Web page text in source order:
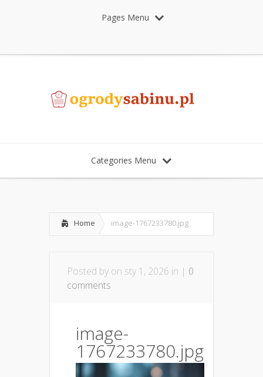
Pages Menu
Categories Menu
Home image-1767233780.jpg
Posted by on sty 1, 2026 in | 0
comments
image-
1767233780.jpg